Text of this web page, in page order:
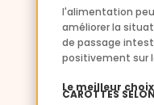
l'alimentation
améliorer la
de passage
positivement sur
Le meilleur choix
CAROTTES